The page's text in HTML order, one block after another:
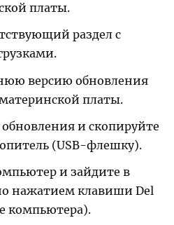
платы.
раздел с
версию обновления
платы.
и скопируйте
(USB-флешку).
и зайдите в
нажатием клавиши Del
компьютера).